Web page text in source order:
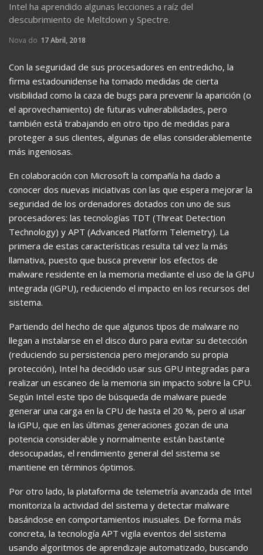
Intel ha aprendido algunas lecciones a raíz del
descubrimiento de Meltdown y Spectre.
Nova do 17 Abril, 2018
Con la seguridad de sus procesadores en entredicho, la
firma estadounidense ha tomado medidas de cierta
visibilidad como la caza de bugs para prevenir la aparición (o
el aprovechamiento) de futuras vulnerabilidades, pero
también está trabajando en otro tipo de medidas para
proteger a sus clientes, algunas de ellas considerablemente
más ingeniosas.
En colaboración con Microsoft la compañía ha dado a
conocer dos nuevas iniciativas con las que espera mejorar la
seguridad de los ordenadores dotados con uno de sus
procesadores: las tecnologías TDT (Threat Detection
Technology) y APT (Advanced Platform Telemetry). La
primera de estas características resulta tal vez la más
llamativa, puesto que busca prevenir los efectos de
malware residente en la memoria mediante el uso de la GPU
integrada (iGPU), reduciendo el impacto en los recursos del
sistema.
Partiendo del hecho de que algunos tipos de malware no
llegan a instalarse en el disco duro para evitar su detección
(reduciendo su persistencia pero mejorando su propia
protección), Intel ha decidido usar sus GPU integradas para
realizar un escaneo de la memoria sin impacto sobre la CPU.
Según Intel este tipo de búsqueda de malware puede
generar una carga en la CPU de hasta el 20 %, pero al usar
la iGPU, que en las últimas generaciones gozan de una
potencia considerable y normalmente están bastante
desocupadas, el rendimiento general del sistema se
mantiene en términos óptimos.
Por otro lado, la plataforma de telemetría avanzada de Intel
monitoriza la actividad del sistema y detectar malware
basándose en comportamientos inusuales. De forma más
concreta, la tecnología APT vigila eventos del sistema
usando algoritmos de aprendizaje automatizado, buscando